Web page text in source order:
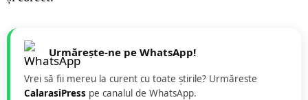
Urmărește-ne pe WhatsApp!
Vrei să fii mereu la curent cu toate știrile? Urmăreste
CalarasiPress pe canalul de WhatsApp.